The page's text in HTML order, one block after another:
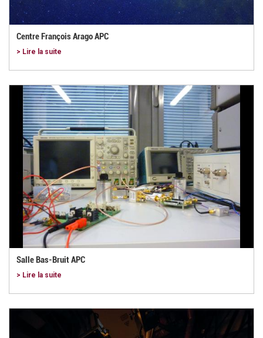
Centre François Arago APC
> Lire la suite
Salle Bas-Bruit APC
> Lire la suite